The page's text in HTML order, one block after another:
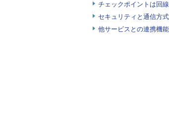
チェックポイントは回
セキュリティと通信方
他サービスとの連携機